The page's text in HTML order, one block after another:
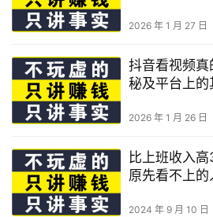
2026 年 1 月 27 日
抖音看视频
秘及平台上
2026 年 1 月 26 日
比上班收入高
原先看不上
2024 年 9 月 10 日